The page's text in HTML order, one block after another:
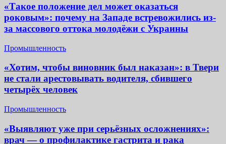
«Такое положение дел может оказаться
роковым»: почему на Западе встревожились из-
за массового оттока молодёжи с Украины
Промышленность
«Хотим, чтобы виновник был наказан»: в Твери
не стали арестовывать водителя, сбившего
четырёх человек
Промышленность
«Выявляют уже при серьёзных осложнениях»:
врач — о профилактике гастрита и рака